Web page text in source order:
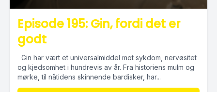
Episode 195: Gin, fordi det er
godt
Gin har vært et universalmiddel mot sykdom, nervøsitet
og kjedsomhet i hundrevis av år. Fra historiens mulm og
mørke, til nåtidens skinnende bardisker, har...